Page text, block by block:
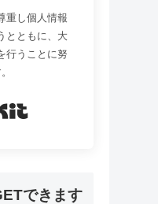
重し個人情報
とともに、大
行うことに努
できます